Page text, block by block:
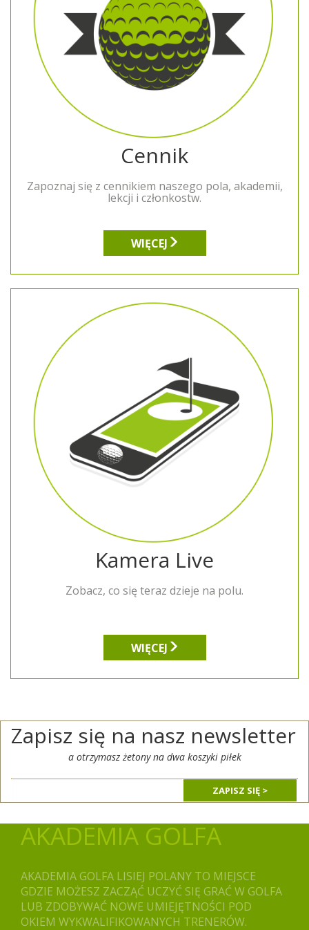
Cennik
Zapoznaj się z cennikiem naszego pola, akademii,
lekcji i członkostw.
WIĘCEJ
Kamera Live
Zobacz, co się teraz dzieje na polu.
WIĘCEJ
Zapisz się na nasz newsletter
a otrzymasz żetony na dwa koszyki piłek
AKADEMIA GOLFA
AKADEMIA GOLFA LISIEJ POLANY TO MIEJSCE
GDZIE MOŻESZ ZACZĄĆ UCZYĆ SIĘ GRAĆ W GOLFA
LUB ZDOBYWAĆ NOWE UMIEJĘTNOŚCI POD
OKIEM WYKWALIFIKOWANYCH TRENERÓW.